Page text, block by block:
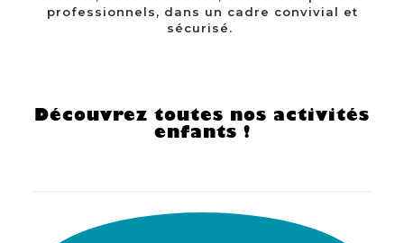
professionnels, dans un cadre convivial et
sécurisé.
Découvrez toutes nos activités
enfants !